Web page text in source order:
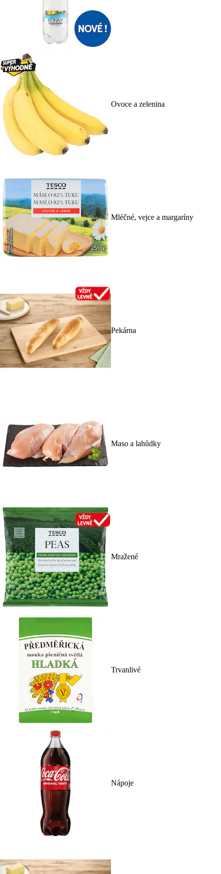
Ovoce a zelenina
Mléčné, vejce a margaríny
Pekárna
Maso a lahůdky
Mražené
Trvanlivé
Nápoje